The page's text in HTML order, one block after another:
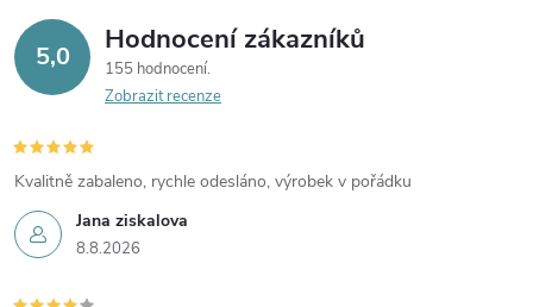
5,0 Hodnocení zákazníků
155 hodnocení
Zobrazit recenze
Jana ziskalova
8.8.2026
Kvalitně zabaleno, rychle odesláno, výrobek v pořádku